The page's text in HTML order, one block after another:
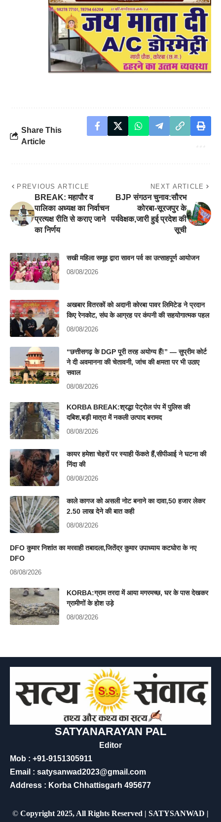
Share This
Article
PREVIOUS ARTICLE
BREAK: महापौर व
पालिका अध्यक्ष का निर्वाचन
प्रत्यक्ष रीति से कराए जाने
का निर्णय
NEXT ARTICLE
BJP संगठन चुनाव:सौरभ
कोरबा-सूरजपुर के
पर्यवेक्षक,जारी हुई प्रदेश की
सूची
सखी महिला समूह द्वारा सावन पर्व का उत्साहपूर्ण आयोजन
08/08/2026
अखबार वितरकों को अदानी कोरबा पावर लिमिटेड ने प्रदान
किए रेनकोट, संघ के आग्रह पर कंपनी की सहयोगात्मक पहल
08/08/2026
“छत्तीसगढ़ के DGP पूरी तरह अयोग्य हैं!” — सुप्रीम कोर्ट
ने दी अवमानना की चेतावनी, जांच की क्षमता पर भी उठाए
सवाल
08/08/2026
KORBA BREAK:श्रद्धा पेट्रोल पंप में पुलिस की
दबिश,बड़ी मात्रा में नकली उत्पाद बरामद
08/08/2026
कायर हमेशा चेहरों पर स्याही फेंकते हैं,सीपीआई ने घटना की
निंदा की
08/08/2026
काले कागज को असली नोट बनाने का दावा,50 हजार लेकर
2.50 लाख देने की बात कही
08/08/2026
DFO कुमार निशांत का मरवाही तबादला,जितेंद्र कुमार उपाध्याय कटघोरा के नए
DFO
08/08/2026
KORBA:ग्राम तरदा में आया मगरमच्छ, घर के पास देखकर
ग्रामीणों के होश उड़े
08/08/2026
SATYANARAYAN PAL
Editor
Mob : +91-9151305911
Email : satysanwad2023@gmail.com
Address : Korba Chhattisgarh 495677
© Copyright 2025, All Rights Reserved | SATYSANWAD |